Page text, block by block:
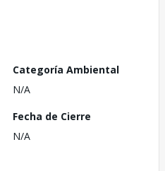
Categoría Ambiental
N/A
Fecha de Cierre
N/A